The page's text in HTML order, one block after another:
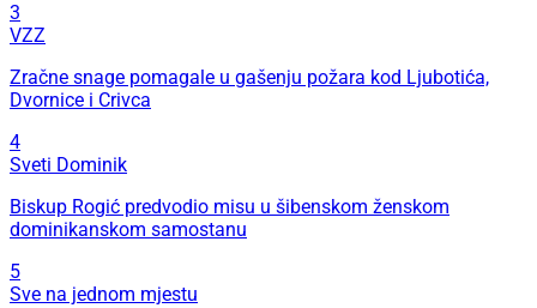
3
VZZ
Zračne snage pomagale u gašenju požara kod Ljubotića,
Dvornice i Crivca
4
Sveti Dominik
Biskup Rogić predvodio misu u šibenskom ženskom
dominikanskom samostanu
5
Sve na jednom mjestu